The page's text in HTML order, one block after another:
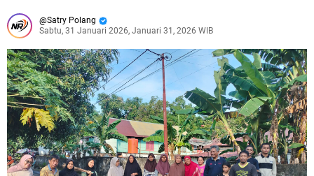
Satry Polang
Sabtu, 31 Januari 2026, Januari 31, 2026 WIB